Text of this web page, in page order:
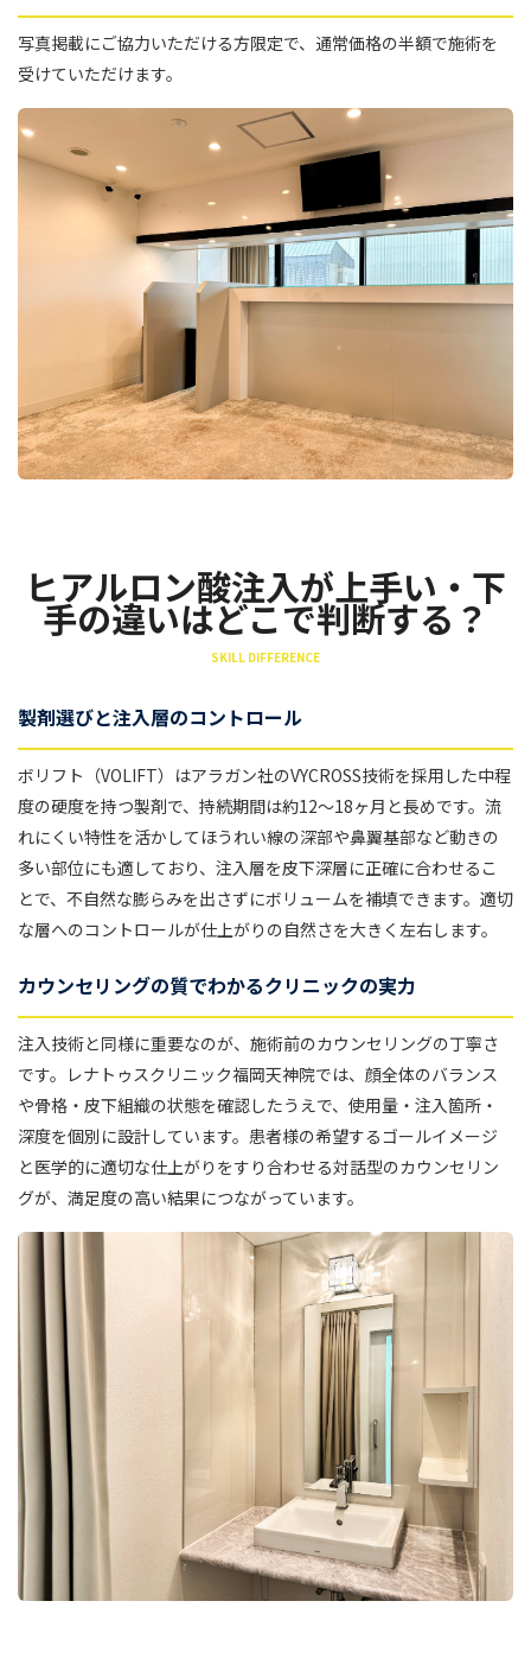
写真掲載にご協力いただける方限定で、通常価格の半額で施術を
受けていただけます。
ヒアルロン酸注入が上手い・下
手の違いはどこで判断する？
SKILL DIFFERENCE
製剤選びと注入層のコントロール
ボリフト（VOLIFT）はアラガン社のVYCROSS技術を採用した中程
度の硬度を持つ製剤で、持続期間は約12〜18ヶ月と長めです。流
れにくい特性を活かしてほうれい線の深部や鼻翼基部など動きの
多い部位にも適しており、注入層を皮下深層に正確に合わせるこ
とで、不自然な膨らみを出さずにボリュームを補填できます。適切
な層へのコントロールが仕上がりの自然さを大きく左右します。
カウンセリングの質でわかるクリニックの実力
注入技術と同様に重要なのが、施術前のカウンセリングの丁寧さ
です。レナトゥスクリニック福岡天神院では、顔全体のバランス
や骨格・皮下組織の状態を確認したうえで、使用量・注入箇所・
深度を個別に設計しています。患者様の希望するゴールイメージ
と医学的に適切な仕上がりをすり合わせる対話型のカウンセリン
グが、満足度の高い結果につながっています。